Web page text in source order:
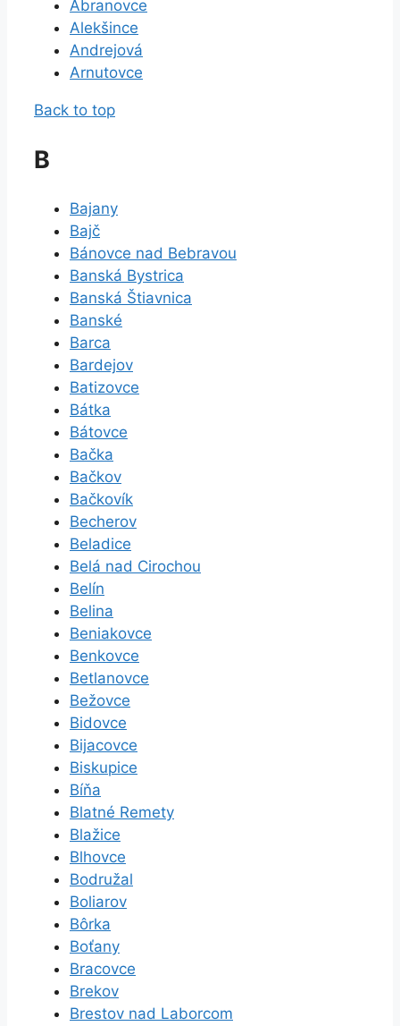
Abranovce
Alekšince
Andrejová
Arnutovce
Back to top
B
Bajany
Bajč
Bánovce nad Bebravou
Banská Bystrica
Banská Štiavnica
Banské
Barca
Bardejov
Batizovce
Bátka
Bátovce
Bačka
Bačkov
Bačkovík
Becherov
Beladice
Belá nad Cirochou
Belín
Belina
Beniakovce
Benkovce
Betlanovce
Bežovce
Bidovce
Bijacovce
Biskupice
Bíňa
Blatné Remety
Blažice
Blhovce
Bodružal
Boliarov
Bôrka
Boťany
Bracovce
Brekov
Brestov nad Laborcom